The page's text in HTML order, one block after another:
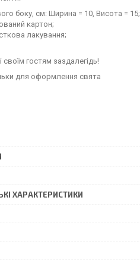
боку, см: Ширина = 10, Висота = 15;
картон;
лакування;
своїм гостям заздалегідь!
для оформлення свята
ХАРАКТЕРИСТИКИ